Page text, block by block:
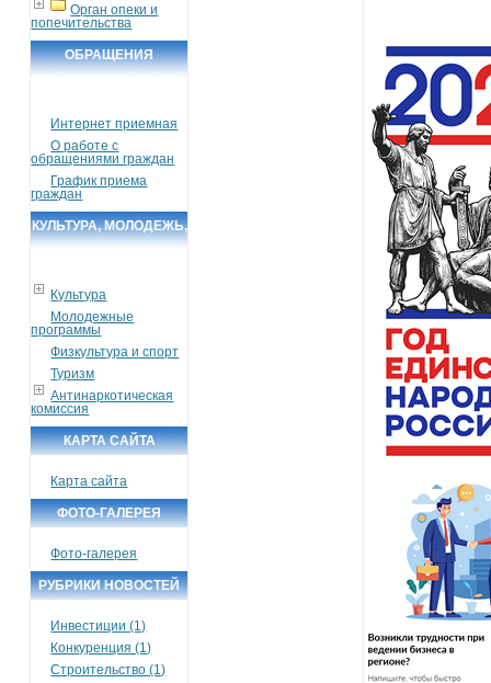
Орган опеки и
попечительства
ОБРАЩЕНИЯ
Интернет приемная
О работе с
обращениями граждан
График приема
граждан
КУЛЬТУРА, МОЛОДЕЖЬ,
Культура
Молодежные
программы
Физкультура и спорт
Туризм
Антинаркотическая
комиссия
КАРТА САЙТА
Карта сайта
ФОТО-ГАЛЕРЕЯ
Фото-галерея
РУБРИКИ НОВОСТЕЙ
Инвестиции (1)
Конкуренция (1)
Строительство (1)